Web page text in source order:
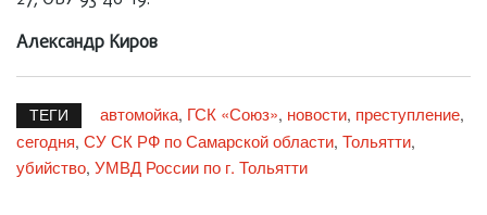
Александр Киров
ТЕГИ автомойка, ГСК «Союз», новости, преступление,
сегодня, СУ СК РФ по Самарской области, Тольятти,
убийство, УМВД России по г. Тольятти